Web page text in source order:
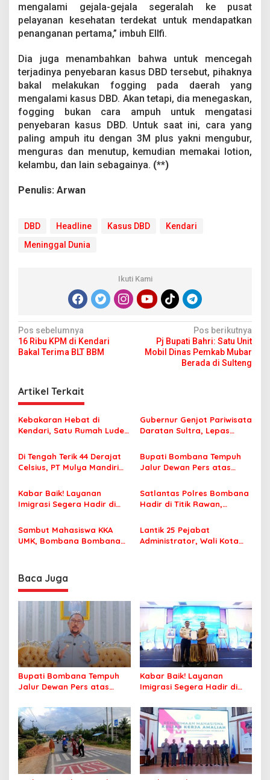
mengalami gejala-gejala segeralah ke pusat
pelayanan kesehatan terdekat untuk mendapatkan
penanganan pertama,” imbuh Ellfi.
Dia juga menambahkan bahwa untuk mencegah
terjadinya penyebaran kasus DBD tersebut, pihaknya
bakal melakukan fogging pada daerah yang
mengalami kasus DBD. Akan tetapi, dia menegaskan,
fogging bukan cara ampuh untuk mengatasi
penyebaran kasus DBD. Untuk saat ini, cara yang
paling ampuh itu dengan 3M plus yakni mengubur,
menguras dan menutup, kemudian memakai lotion,
kelambu, dan lain sebagainya. (**)
Penulis: Arwan
DBD Headline Kasus DBD
Kendari
Meninggal Dunia
Ikuti Kami
N
a
i
g
a
s
i
p
s
Pos sebelumnya
16 Ribu KPM di Kendari
Bakal Terima BLT BBM
Pos berikutnya
Pj Bupati Bahri: Satu Unit
Mobil Dinas Pemkab Mubar
Berada di Sulteng
Artikel Terkait
Kebakaran Hebat di
Kendari, Satu Rumah Ludes
Gubernur Genjot Pariwisata
Daratan Sultra, Lepas
Tiga Kabupaten Unggulan
Di Tengah Terik 44 Derajat
Celsius, PT Mulya Mandiri
Jamaah Tetap Sehat dan
Nyaman Beribadah
Bupati Bombana Tempuh
Jalur Dewan Pers atas
Korupsi Jembatan Cirauci II
Kabar Baik! Layanan
Imigrasi Segera Hadir di
Perlu Lagi ke Kendari
Satlantas Polres Bombana
Hadir di Titik Rawan,
Sekolah dengan Aman
Sambut Mahasiswa KKA
UMK, Bombana Bombana
Lantik 25 Pejabat
Administrator, Wali Kota
Baca Juga
Bupati Bombana Tempuh
Jalur Dewan Pers atas
Korupsi Jembatan Cirauci II
Kabar Baik! Layanan
Imigrasi Segera Hadir di
Perlu Lagi ke Kendari